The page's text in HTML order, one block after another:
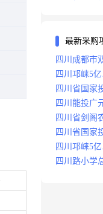
最新采购
四川成都市
生产基地(
四川邛崃5
四川省国家
四川能投广
四川省剑阁
四川省国家
2008年版
四川邛崃5
四川路小学